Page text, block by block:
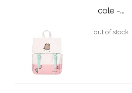
cole -...
out of stock